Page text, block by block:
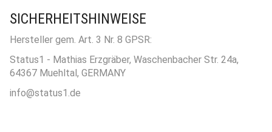
SICHERHEITSHINWEISE
Hersteller gem. Art. 3 Nr. 8 GPSR:
Status1 - Mathias Erzgräber, Waschenbacher Str. 24a,
64367 Muehltal, GERMANY
info@status1.de